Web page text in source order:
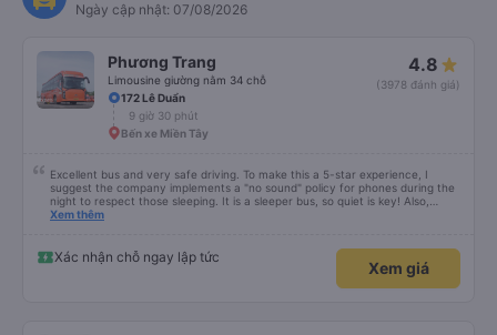
Ngày cập nhật: 07/08/2026
Phương Trang
Limousine giường nằm 34 chỗ
4.8
(3978 đánh giá)
172 Lê Duẩn
9 giờ 30 phút
Bến xe Miền Tây
Excellent bus and very safe driving. To make this a 5-star experience, I
suggest the company implements a "no sound" policy for phones during the
night to respect those sleeping. It is a sleeper bus, so quiet is key! Also,
please display the Wi-Fi password clearly inside the cabin for convenience. I
quy định rõ ràng về việc giữ im lặng (tắt âm thanh điện thoại) vào ban đêm
để tránh làm phiền hành khách khác ngủ. Ngoài ra, nhà xe nên dán sẵn mật
khẩu Wi-Fi trong xe để hành khách dễ dàng sử dụng. Tôi vẫn sẽ tiếp tục ủng
Xem thêm
Xác nhận chỗ ngay lập tức
Xem giá